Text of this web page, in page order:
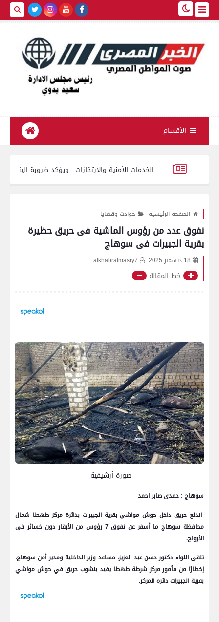
الأقسام
يتفقد الخدمات الأمنية والارتكازات ..ويؤكد ضرورة اليقظة التامة
الصفحة الرئيسية حوادث وقضايا
نفوق عدد من رؤوس الماشية فى حريق حظيرة
بقرية الجبيرات فى سوهاج
18 ديسمبر 2025 alkhabralmasry7
خط المقالة
صورة أرشيفية
سوهاج : حمدى صابر احمد
اندلع حريق داخل حوش مواشي بقرية الجبيرات بدائرة مركز طهطا شمال
محافظة سوهاج ما أسفر عن نفوق 7 رؤوس من الأبقار دون خسائر فى
الأرواح.
تلقى اللواء دكتور حسن عبد العزيز، مساعد وزير الداخلية ومدير أمن سوهاج،
إخطارًا من مأمور مركز شرطة طهطا يفيد بنشوب حريق في حوش مواشي
بقرية الجبيرات دائرة المركز.